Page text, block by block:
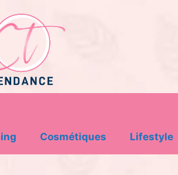
Cosmétiques Lifestyle